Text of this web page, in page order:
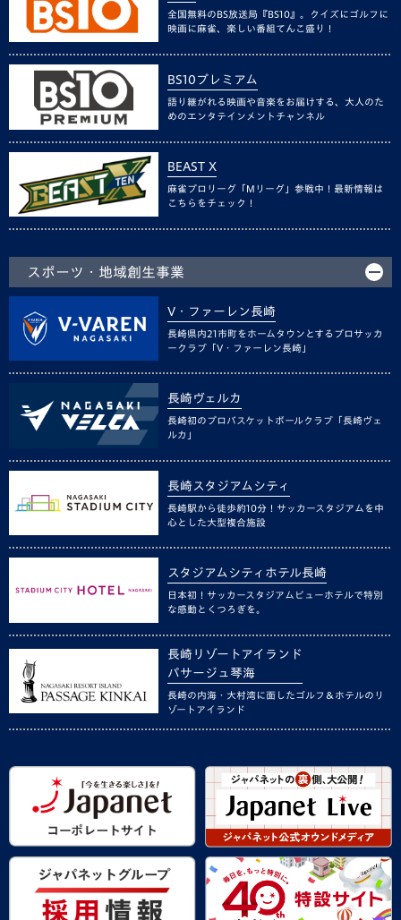
全国無料のBS放送局『BS10』。クイズにゴルフに
映画に麻雀、楽しい番組てんこ盛り！
BS10プレミアム
語り継がれる映画や音楽をお届けする、大人のた
めのエンタテインメントチャンネル
BEAST X
麻雀プロリーグ「Mリーグ」参戦中！最新情報は
こちらをチェック！
スポーツ・地域創生事業
V・ファーレン長崎
長崎県内21市町をホームタウンとするプロサッカ
ークラブ「V・ファーレン長崎」
長崎ヴェルカ
長崎初のプロバスケットボールクラブ「長崎ヴェ
ルカ」
長崎スタジアムシティ
長崎駅から徒歩約10分！サッカースタジアムを中
心とした大型複合施設
スタジアムシティホテル長崎
日本初！サッカースタジアムビューホテルで特別
な感動とくつろぎを。
長崎リゾートアイランド
パサージュ琴海
長崎の内海・大村湾に面したゴルフ＆ホテルのリ
ゾートアイランド